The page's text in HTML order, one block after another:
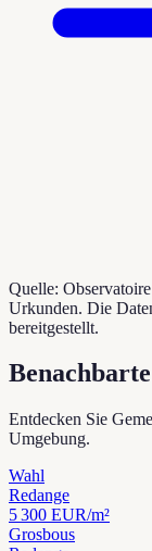
Quelle:
Urkunden. Die
bereitgestellt.
Entdecken Sie
Umgebung.
Wahl
Redange
5 300 EUR/m²
Grosbous